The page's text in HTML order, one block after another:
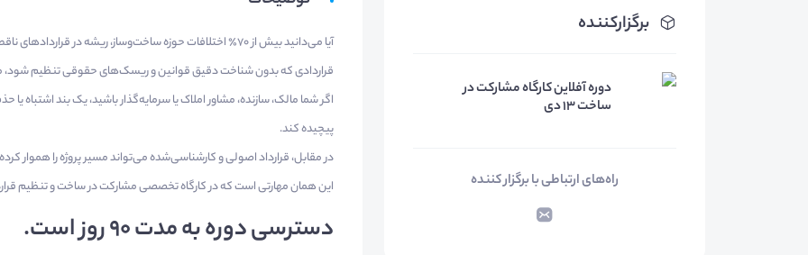
برگزارکننده
دوره آفلاین کارگاه مشارکت در
ساخت 13 دی
راه‌های ارتباطی با برگزار کننده
آیا می‌دانید بیش از ۷۰٪ اختلافات حوزه ساخت‌وساز، ریشه در قراردادهای ناقص و غیرحرفه‌ای دارد؟
قراردادی که بدون شناخت دقیق قوانین و ریسک‌های حقوقی تنظیم شود،
اگر شما مالک، سازنده، مشاور املاک یا سرمایه‌گذار باشید، یک بند
پیچیده کند.
در مقابل، قرارداد اصولی و کارشناسی‌شده می‌تواند مسیر پروژه را هموار
این همان مهارتی است که در کارگاه تخصصی مشارکت در ساخت و تنظیم
دسترسی دوره به مدت 90 روز است.